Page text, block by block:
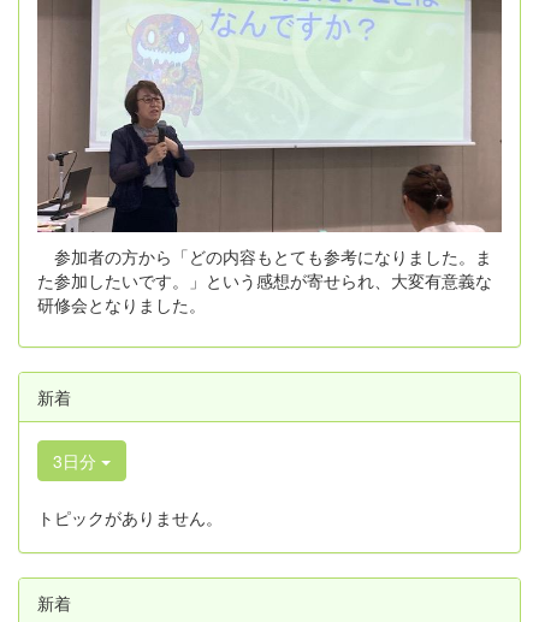
参加者の方から「どの内容もとても参考になりました。ま
た参加したいです。」という感想が寄せられ、大変有意義な
研修会となりました。
新着
3日分
トピックがありません。
新着